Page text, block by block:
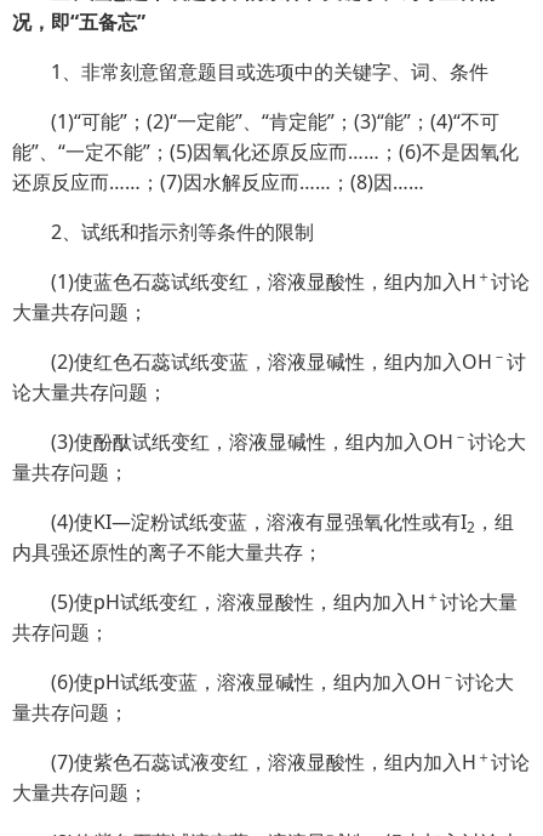
况，即“五备忘”
1、非常刻意留意题目或选项中的关键字、词、条件
(1)“可能”；(2)“一定能”、“肯定能”；(3)“能”；(4)“不可
能”、“一定不能”；(5)因氧化还原反应而……；(6)不是因氧化
还原反应而……；(7)因水解反应而……；(8)因……
2、试纸和指示剂等条件的限制
(1)使蓝色石蕊试纸变红，溶液显酸性，组内加入H ＋讨论
大量共存问题；
(2)使红色石蕊试纸变蓝，溶液显碱性，组内加入OH －讨
论大量共存问题；
(3)使酚酞试纸变红，溶液显碱性，组内加入OH －讨论大
量共存问题；
(4)使KI—淀粉试纸变蓝，溶液有显强氧化性或有I2 ，组
内具强还原性的离子不能大量共存；
(5)使pH试纸变红，溶液显酸性，组内加入H ＋讨论大量
共存问题；
(6)使pH试纸变蓝，溶液显碱性，组内加入OH －讨论大
量共存问题；
(7)使紫色石蕊试液变红，溶液显酸性，组内加入H ＋讨论
大量共存问题；